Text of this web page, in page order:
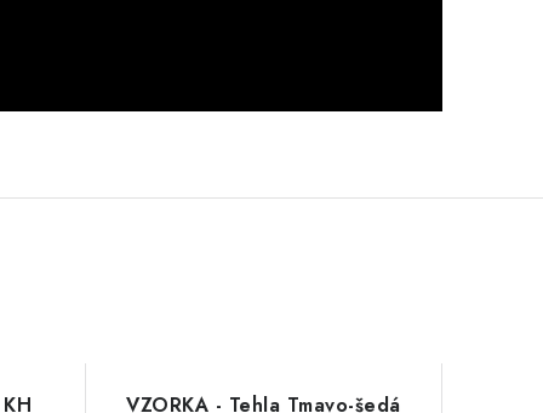
VZORKA - Tehla Tmavo-šedá